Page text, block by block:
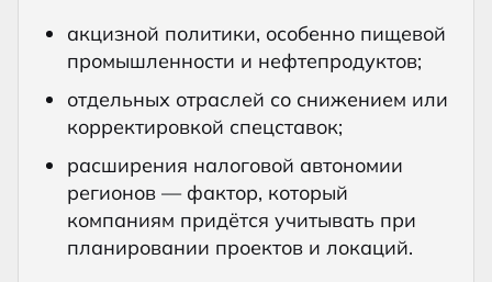
акцизной политики, особенно пищевой
промышленности и нефтепродуктов;
отдельных отраслей со снижением или
корректировкой спецставок;
расширения налоговой автономии
регионов — фактор, который
компаниям придётся учитывать при
планировании проектов и локаций.